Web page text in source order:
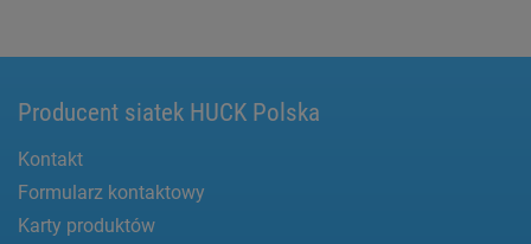
Producent siatek HUCK Polska
Kontakt
Formularz kontaktowy
Karty produktów